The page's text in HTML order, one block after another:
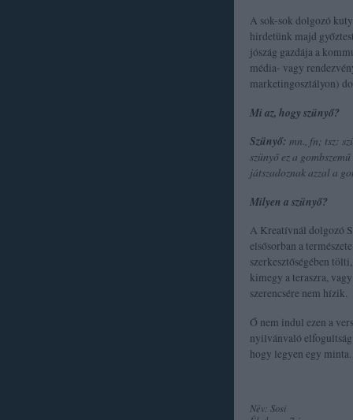
A sok-sok dolgozó
hirdetünk majd
jószág gazdája a
média- vagy
marketingosztályon)
Mi az, hogy szünyő?
Szünyő: mn., fn; tsz:
szünyő ez a
játszadoznak azzal a
Milyen a szünyő?
A Kreatívnál dolgozó
elsősorban a
szerkesztőségében
kimegy a teraszra,
szerencsére nem hízik.
Ő nem indul ezen a
nyilvánvaló
hogy legyen egy minta.
Név: Sosi